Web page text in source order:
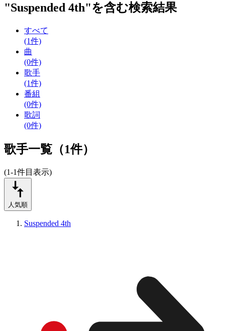
"Suspended 4th"を含む検索結果
すべて
(1件)
曲
(0件)
歌手
(1件)
番組
(0件)
歌詞
(0件)
歌手一覧（1件）
(1-1件目表示)
人気順
Suspended 4th